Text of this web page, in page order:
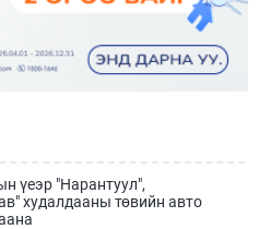
үеэр "Нарантуул",
худалдааны төвийн авто